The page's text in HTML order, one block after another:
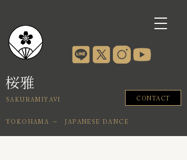
SAKURAMIYAVI
桜雅
YOKOHAMA － JAPANESE DANCE
CONTACT